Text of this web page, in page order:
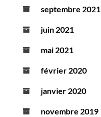
septembre 2021
juin 2021
mai 2021
février 2020
janvier 2020
novembre 2019